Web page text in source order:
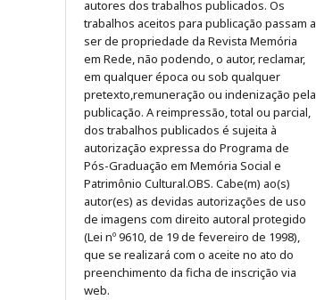
autores dos trabalhos publicados. Os
trabalhos aceitos para publicação passam a
ser de propriedade da Revista Memória
em Rede, não podendo, o autor, reclamar,
em qualquer época ou sob qualquer
pretexto,remuneração ou indenização pela
publicação. A reimpressão, total ou parcial,
dos trabalhos publicados é sujeita à
autorização expressa do Programa de
Pós-Graduação em Memória Social e
Patrimônio Cultural.OBS. Cabe(m) ao(s)
autor(es) as devidas autorizações de uso
de imagens com direito autoral protegido
(Lei nº 9610, de 19 de fevereiro de 1998),
que se realizará com o aceite no ato do
preenchimento da ficha de inscrição via
web.